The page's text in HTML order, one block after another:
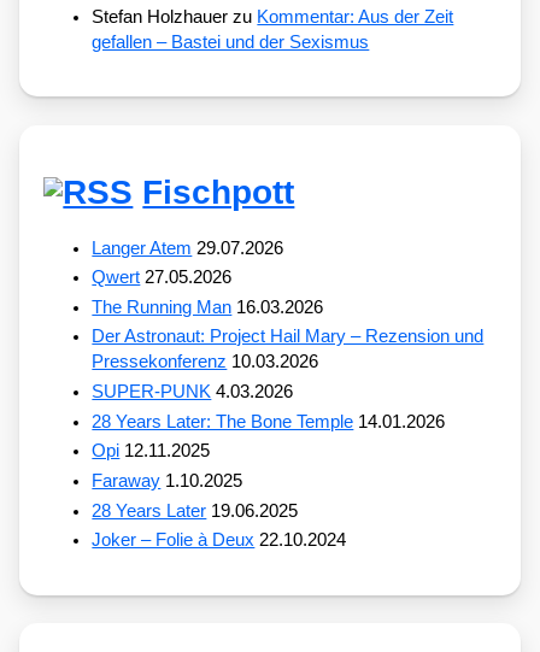
Stefan Holzhauer zu Kommentar: Aus der Zeit
gefallen – Bastei und der Sexismus
Fischpott
Langer Atem 29.07.2026
Qwert 27.05.2026
The Running Man 16.03.2026
Der Astronaut: Project Hail Mary – Rezension und
Pressekonferenz 10.03.2026
SUPER-PUNK 4.03.2026
28 Years Later: The Bone Temple 14.01.2026
Opi 12.11.2025
Faraway 1.10.2025
28 Years Later 19.06.2025
Joker – Folie à Deux 22.10.2024